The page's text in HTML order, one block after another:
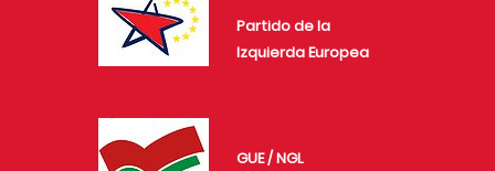
Partido de la
Izquierda Europea
GUE / NGL